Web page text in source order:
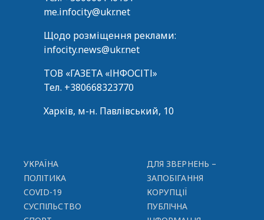
me.infocity@ukr.net
Щодо розміщення реклами:
infocity.news@ukr.net
ТОВ «ГАЗЕТА «ІНФОСІТІ»
Тел. +380668323770
Харків, м-н. Павлівський, 10
УКРАЇНА
ПОЛІТИКА
COVID-19
СУСПІЛЬСТВО
ДЛЯ ЗВЕРНЕНЬ –
ЗАПОБІГАННЯ
КОРУПЦІЇ
ПУБЛІЧНА